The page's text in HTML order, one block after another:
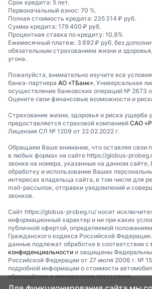
Срок кредита: 5 лет.
Первоначальный взнос: 70 %.
Полная стоимость кредита: 235 314 ₽ руб.
Сумма кредита: 179 400 ₽ руб.
Процентная ставка по кредиту: 10,9%
Ежемесячный платеж: 3 892 ₽ руб. без
обязательным страхованием жизни и
угона.
Пожалуйста, внимательно изучите все
банка-партнера АО «ТБанк», Универсальная
осуществление банковских операций № 2673
Оцените свои финансовые возможности и
Страхование жизни, здоровья и риска ущерба
предоставляется страховой компанией САО
Лицензия СЛ № 1209 от 22.02.2022 г.
Обращаем Ваше внимание, что оставляя свои
в любых формах на сайте https://globus-
звонке на номера, указанные на данном сайте,
обработку и использование Ваших
интересах владельца сайта, в том числе для
mail-рассылок, отправки уведомлений и
звонков.
Сайт https://globus-probeg.ru/ носит
информационный характер и ни при каких
публичной офертой, определяемой
Гражданского кодекса Российской
данные подлежат обработке в соответствии с
конфиденциальности и защищены
Российской Федерации от 27 июля 2006 г. №
подробной информации о стоимости
обращайтесь к менеджерам автосалона.